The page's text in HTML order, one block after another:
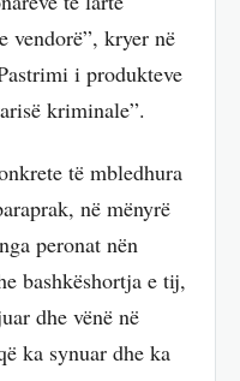
vendorë”, kryer në
i produkteve
kriminale”.
të mbledhura
në mënyrë
peronat nën
bashkëshortja e tij,
dhe vënë në
ka synuar dhe ka